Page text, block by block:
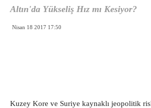
Altın'da Yükseliş Hız mı Kesiyor?
Nisan 18 2017 17:50
Kuzey Kore ve Suriye kaynaklı jeopolitik